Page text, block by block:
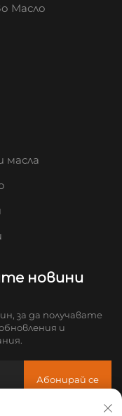
Масло
масла
новини
за да получавате
и
Абонирай се